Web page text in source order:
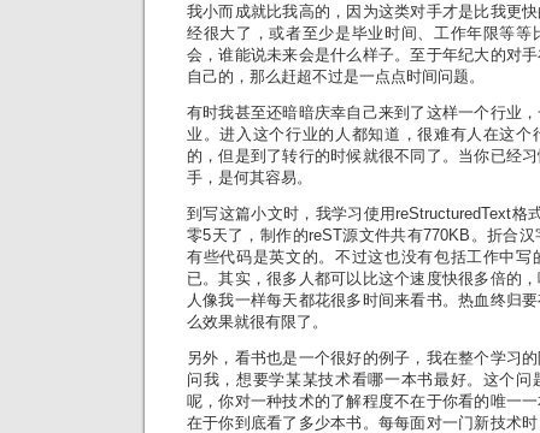
我小而成就比我高的，因为这类对手才是比我更
经很大了，或者至少是毕业时间、工作年限等等
会，谁能说未来会是什么样子。至于年纪大的对
自己的，那么赶超不过是一点点时间问题。
有时我甚至还暗暗庆幸自己来到了这样一个行业
业。进入这个行业的人都知道，很难有人在这个
的，但是到了转行的时候就很不同了。当你已经
手，是何其容易。
到写这篇小文时，我学习使用reStructuredText格
零5天了，制作的reST源文件共有770KB。折合
有些代码是英文的。不过这也没有包括工作中写
已。其实，很多人都可以比这个速度快很多倍的
人像我一样每天都花很多时间来看书。热血终归
么效果就很有限了。
另外，看书也是一个很好的例子，我在整个学习
问我，想要学某某技术看哪一本书最好。这个问
呢，你对一种技术的了解程度不在于你看的唯一
在于你到底看了多少本书。每每面对一门新技术